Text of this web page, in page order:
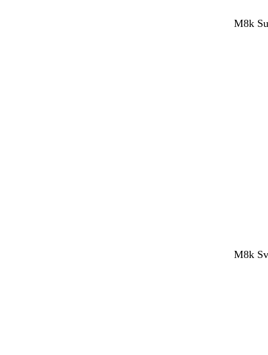
M8k
M8k